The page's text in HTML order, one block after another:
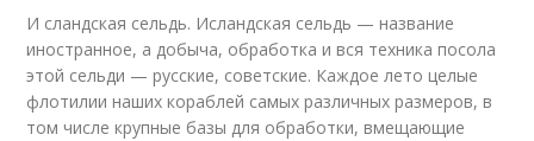
И сландская сельдь. Исландская сельдь — название
иностранное, а добыча, обработка и вся техника посола
этой сельди — русские, советские. Каждое лето целые
флотилии наших кораблей самых различных размеров, в
том числе крупные базы для обработки, вмещающие